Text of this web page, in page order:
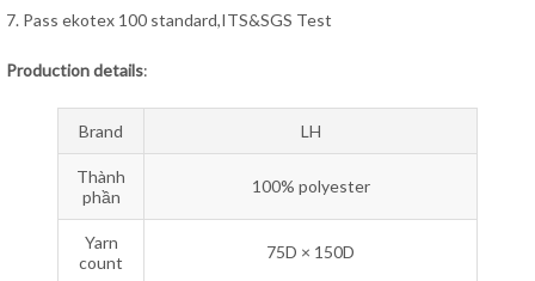
7. Pass ekotex 100 standard,ITS&SGS Test
Production details:
Brand LH
Thành
phần
100% polyester
Yarn
count
75D × 150D